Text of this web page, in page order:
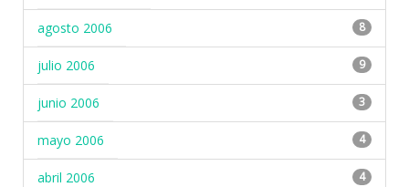
agosto 2006 8
julio 2006 9
junio 2006 3
mayo 2006 4
abril 2006 4